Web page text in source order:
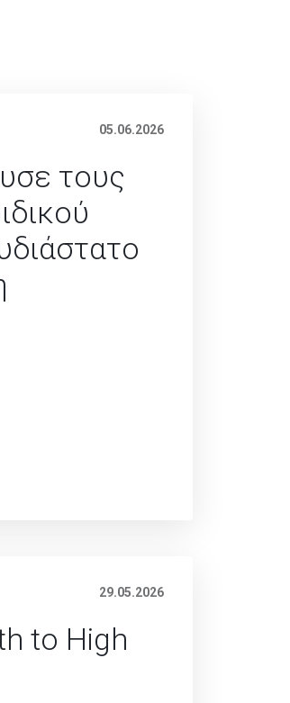
05.06.2026
τους
29.05.2026
to High